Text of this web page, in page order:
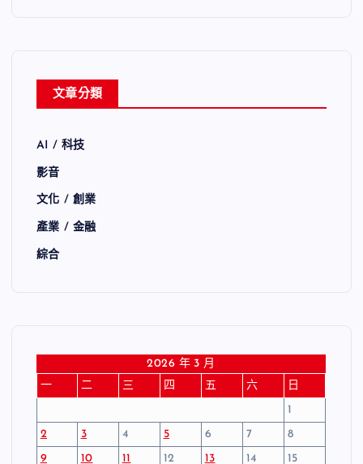
文章分類
AI / 科技
影音
文化 / 創業
產業 / 金融
綜合
2026 年 3 月
一
二 三 四 五 六
日
1
2
3 4 5 6 7
8
9
10 11 12 13 14
15